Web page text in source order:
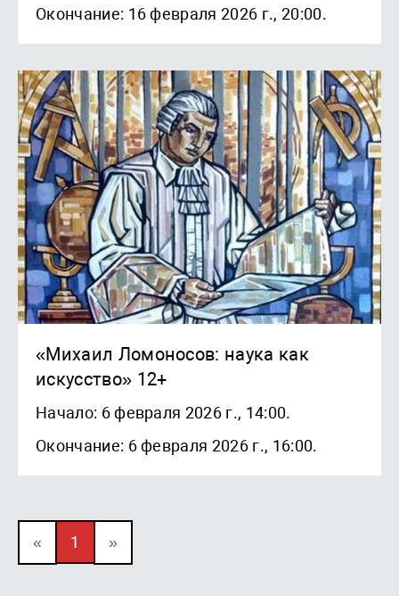
Окончание: 16 февраля 2026 г., 20:00.
«Михаил Ломоносов: наука как
искусство» 12+
Начало: 6 февраля 2026 г., 14:00.
Окончание: 6 февраля 2026 г., 16:00.
« 1 »